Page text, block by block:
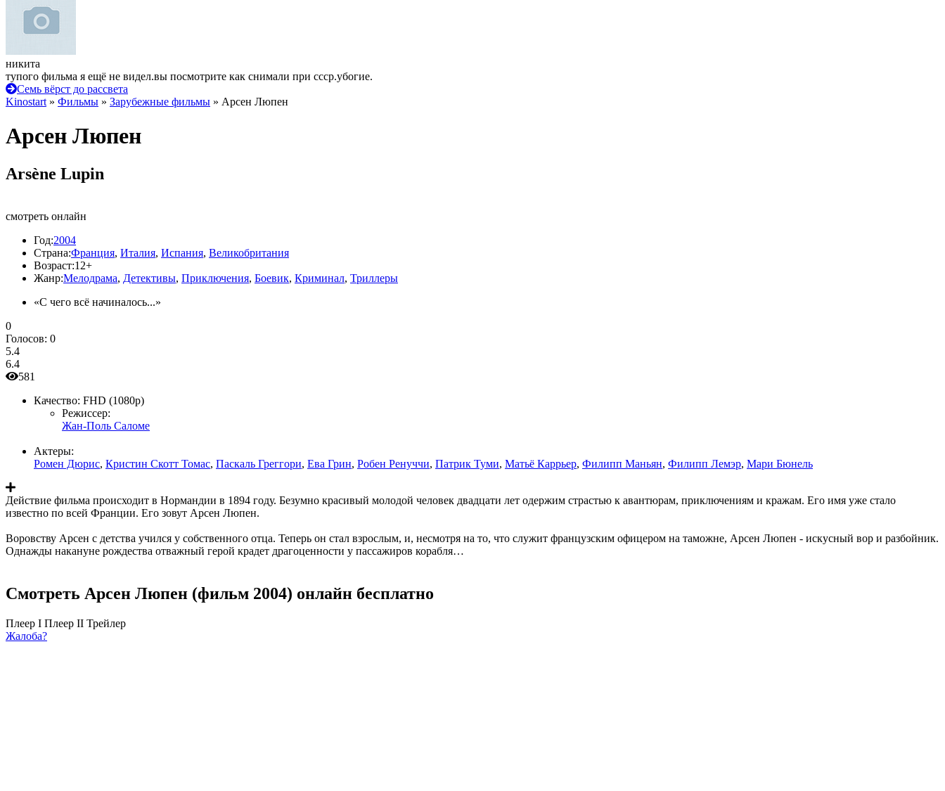
никита
тупого фильма я ещё не видел.вы посмотрите как снимали при ссср.убогие.
Семь вёрст до рассвета
Kinostart » Фильмы » Зарубежные фильмы » Арсен Люпен
Арсен Люпен
Arsène Lupin
смотреть онлайн
Год:2004
Страна:Франция, Италия, Испания, Великобритания
Возраст:12+
Жанр:Мелодрама, Детективы, Приключения, Боевик, Криминал, Триллеры
«С чего всё начиналось...»
0
Голосов: 0
5.4
6.4
581
Качество: FHD (1080p)
Режиссер:
Жан-Поль Саломе
Актеры:
Ромен Дюрис, Кристин Скотт Томас, Паскаль Греггори, Ева Грин, Робен Ренуччи, Патрик Туми, Матьё Каррьер, Филипп Маньян, Филипп Лемэр, Мари Бюнель
Действие фильма происходит в Нормандии в 1894 году. Безумно красивый молодой человек двадцати лет одержим страстью к авантюрам, приключениям и кражам. Его имя уже стало
известно по всей Франции. Его зовут Арсен Люпен.
Воровству Арсен с детства учился у собственного отца. Теперь он стал взрослым, и, несмотря на то, что служит французским офицером на таможне, Арсен Люпен - искусный вор и разбойник.
Однажды накануне рождества отважный герой крадет драгоценности у пассажиров корабля…
Смотреть Арсен Люпен (фильм 2004) онлайн бесплатно
Плеер I Плеер II Трейлер
Жалоба?